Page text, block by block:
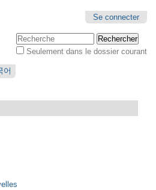
Se connecter
Chercher par
Seulement dans le dossier courant
어